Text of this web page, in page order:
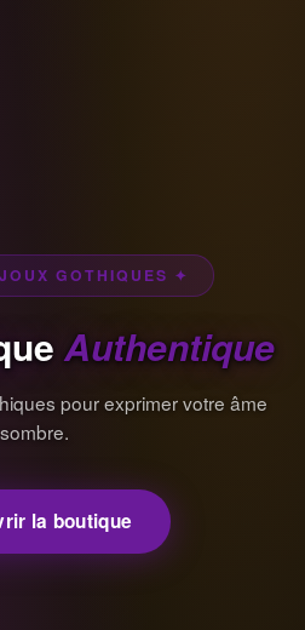
GOTHIQUES ✦
Authentique
pour exprimer votre âme
sombre.
la boutique